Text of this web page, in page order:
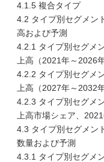
4.1.5 複合タイプ
4.2 タイプ別セグメン
高および予測
4.2.1 タイプ別セグメ
上高（2021年～2026年
4.2.2 タイプ別セグメ
上高（2027年～2032年
4.2.3 タイプ別セグメ
上高市場シェア、
4.3 タイプ別セグメン
数量および予測
4.3.1 タイプ別セグメ